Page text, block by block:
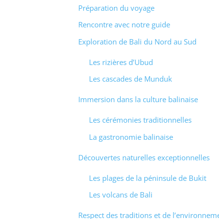
Préparation du voyage
Rencontre avec notre guide
Exploration de Bali du Nord au Sud
Les rizières d’Ubud
Les cascades de Munduk
Immersion dans la culture balinaise
Les cérémonies traditionnelles
La gastronomie balinaise
Découvertes naturelles exceptionnelles
Les plages de la péninsule de Bukit
Les volcans de Bali
Respect des traditions et de